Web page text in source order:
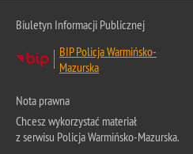
Biuletyn Informacji Publicznej
BIP Policja Warmińsko-
Mazurska
Nota prawna
Chcesz wykorzystać materiał
z serwisu Policja Warmińsko-Mazurska.